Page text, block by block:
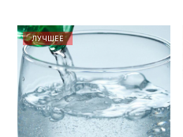
ЛУЧШЕЕ